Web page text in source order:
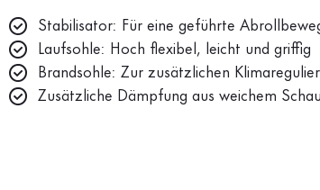
Stabilisator: Für eine geführte
Laufsohle: Hoch flexibel, leicht und griffig
Brandsohle: Zur zusätzlichen
Zusätzliche Dämpfung aus weichem